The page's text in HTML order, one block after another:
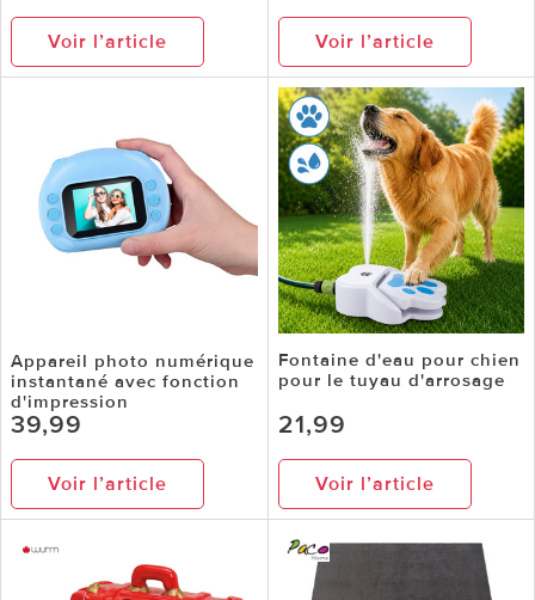
Voir l’article Voir l’article
Appareil photo numérique
instantané avec fonction
d'impression
39,99
Voir l’article
Fontaine d'eau pour chien
pour le tuyau d'arrosage
21,99
Voir l’article